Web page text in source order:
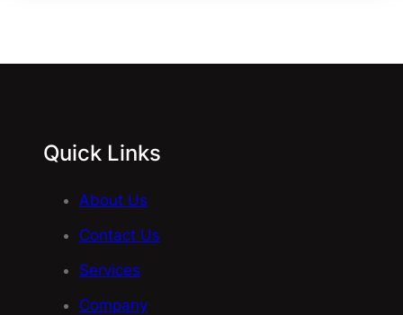
Quick Links
About Us
Contact Us
Services
Company